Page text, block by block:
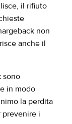
il rifiuto
non
anche il
sono
in modo
la perdita
i